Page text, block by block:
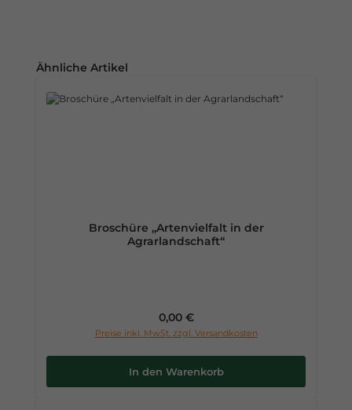
Produktgalerie überspringen
Ähnliche Artikel
Broschüre „Artenvielfalt in der
Agrarlandschaft“
Regulärer Preis:
0,00 €
Preise inkl. MwSt. zzgl. Versandkosten
In den Warenkorb